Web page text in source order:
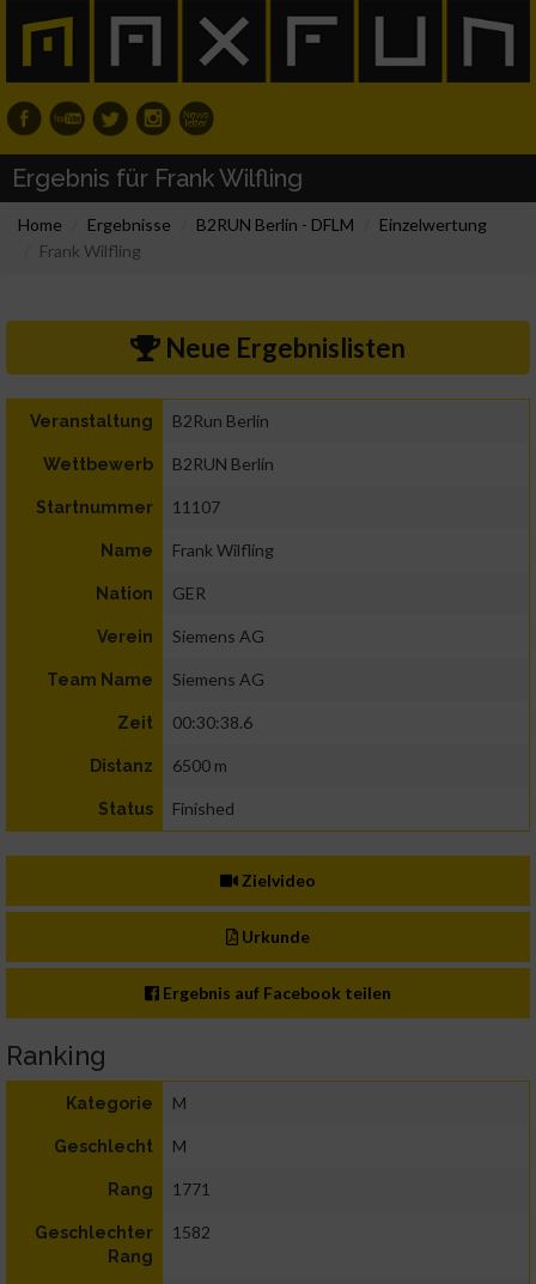
Ergebnis für Frank Wilfling
Home Ergebnisse B2RUN Berlin - DFLM
Einzelwertung
Frank Wilfling
Neue Ergebnislisten
Veranstaltung B2Run Berlin
Wettbewerb B2RUN Berlin
Startnummer 11107
Name Frank Wilfling
Nation GER
Verein Siemens AG
Team Name Siemens AG
Zeit 00:30:38.6
Distanz 6500 m
Status Finished
Zielvideo
Urkunde
Ergebnis auf Facebook teilen
Ranking
Kategorie M
Geschlecht M
Rang 1771
Geschlechter
Rang
1582